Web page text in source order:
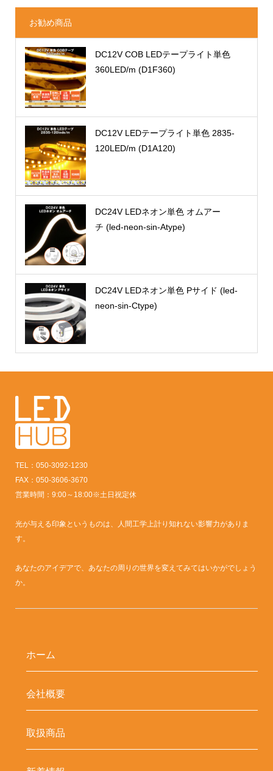
お勧め商品
DC12V COB LEDテープライト単色
360LED/m (D1F360)
DC12V LEDテープライト単色 2835-
120LED/m (D1A120)
DC24V LEDネオン単色 オムアー
チ (led-neon-sin-Atype)
DC24V LEDネオン単色 Pサイド (led-
neon-sin-Ctype)
TEL：050-3092-1230
FAX：050-3606-3670
営業時間：9:00～18:00※土日祝定休
光が与える印象というものは、人間工学上計り知れない影響力がありま
す。
あなたのアイデアで、あなたの周りの世界を変えてみてはいかがでしょう
か。
ホーム
会社概要
取扱商品